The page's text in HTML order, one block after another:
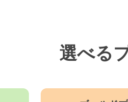
選べる